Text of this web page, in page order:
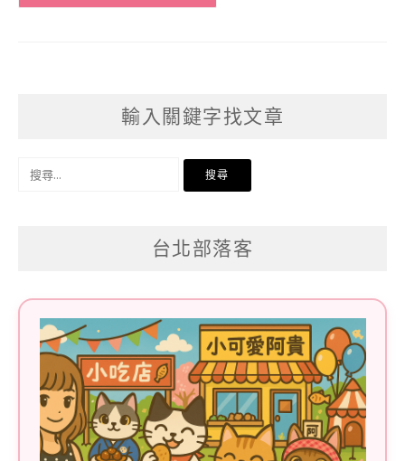
輸入關鍵字找文章
搜
台北部落客